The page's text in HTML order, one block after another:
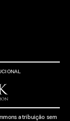
atribuição sem